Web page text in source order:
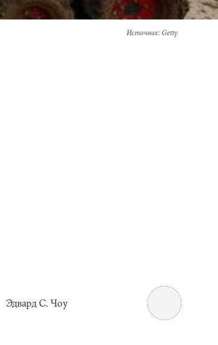
Источник: Getty
Эдвард C. Чоу